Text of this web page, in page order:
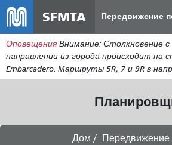
SFMTA Передвижение
Оповещения Внимание: Столкновение
направлении из города происходит на
Embarcadero. Маршруты 5R, 7 и 9R в
Дом Передвижение